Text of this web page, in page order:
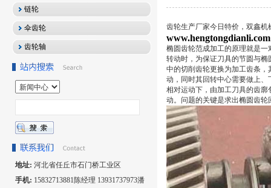
链轮
伞齿轮
齿轮轴
地址: 河北省任丘市石门桥工业区
手机: 15832713881陈经理 13931737973潘
齿轮生产厂家今日特价，双鑫机
www.hengtongdianli.com
椭圆齿轮范成加工的原理就是
转动时，为保证刀具的节圆与
中的切削齿轮更换为加工齿条
动，同时其回转中心需要做上
相对运动下，由加工刀具的齿
动。问题的关键是求出椭圆齿